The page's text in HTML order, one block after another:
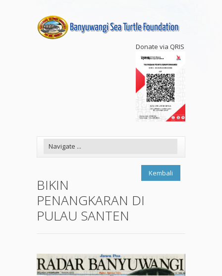
Donate via QRIS
Kembali
BIKIN
PENANGKARAN DI
PULAU SANTEN